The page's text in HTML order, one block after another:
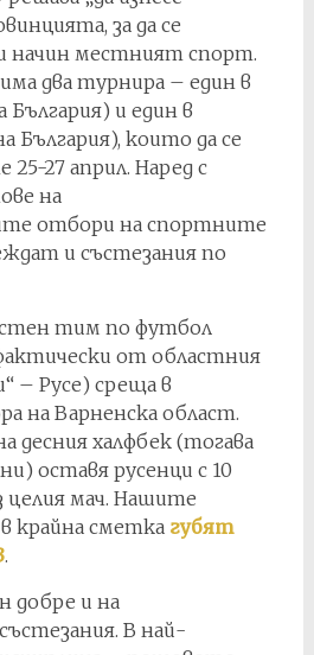
за да се
начин местният спорт.
два турнира – един в
и един в
България), които да се
27 април. Наред с
на
отбори на спортните
и състезания по
тим по футбол
от областния
– Русе) среща в
на Варненска област.
десния халфбек (тогава
оставя русенци с 10
мач. Нашите
крайна сметка губят
.
добре и на
В най-